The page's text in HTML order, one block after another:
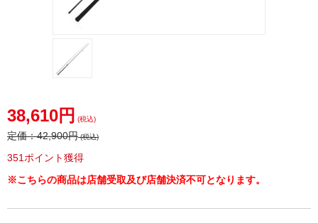
38,610円 (税込)
定価：42,900円(税込)
351ポイント獲得
※こちらの商品は店舗受取及び店舗決済不可となります。